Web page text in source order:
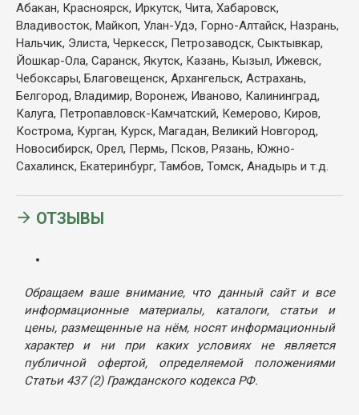
Абакан, Красноярск, Иркутск, Чита, Хабаровск,
Владивосток, Майкоп, Улан-Удэ, Горно-Алтайск, Назрань,
Нальчик, Элиста, Черкесск, Петрозаводск, Сыктывкар,
Йошкар-Ола, Саранск, Якутск, Казань, Кызыл, Ижевск,
Чебоксары, Благовещенск, Архангельск, Астрахань,
Белгород, Владимир, Воронеж, Иваново, Калининград,
Калуга, Петропавловск-Камчатский, Кемерово, Киров,
Кострома, Курган, Курск, Магадан, Великий Новгород,
Новосибирск, Орел, Пермь, Псков, Рязань, Южно-
Сахалинск, Екатеринбург, Тамбов, Томск, Анадырь и т.д.
ОТЗЫВЫ
Обращаем ваше внимание, что данный сайт и все
информационные материалы, каталоги, статьи и
цены, размещенные на нём, носят информационный
характер и ни при каких условиях не является
публичной офертой, определяемой положениями
Статьи 437 (2) Гражданского кодекса РФ.